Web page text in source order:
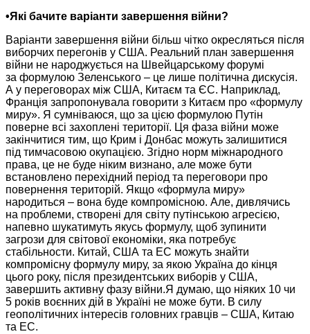
•Які бачите варіанти завершення війни?
Варіанти завершення війни більш чітко окресляться після
виборчих перегонів у США. Реальний план завершення
війни не народжується на Швейцарському форумі
за формулою Зеленського – це лише політична дискусія.
А у переговорах між США, Китаєм та ЄС. Наприклад,
Франція запропонувала говорити з Китаєм про «формулу
миру». Я сумніваюся, що за цією формулою Путін
поверне всі захоплені території. Ця фаза війни може
закінчитися тим, що Крим і Донбас можуть залишитися
під тимчасовою окупацією. Згідно норм міжнародного
права, це не буде ніким визнано, але може бути
встановлено перехідний період та переговори про
повернення територій. Якщо «формула миру»
народиться – вона буде компромісною. Але, дивлячись
на проблеми, створені для світу путінською агресією,
напевно шукатимуть якусь формулу, щоб зупинити
загрози для світової економіки, яка потребує
стабільности. Китай, США та ЕС можуть знайти
компромісну формулу миру, за якою Україна до кінця
цього року, після президентських виборів у США,
завершить активну фазу війни.Я думаю, що ніяких 10 чи
5 років воєнних дій в Україні не може бути. В силу
геополітичних інтересів головних гравців – США, Китаю
та ЕС.